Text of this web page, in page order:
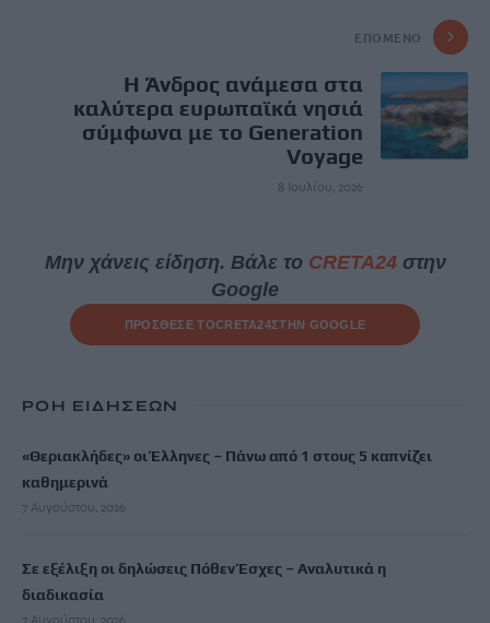
ΕΠΌΜΕΝΟ
Η Άνδρος ανάμεσα στα
καλύτερα ευρωπαϊκά νησιά
σύμφωνα με το Generation
Voyage
8 Ιουλίου, 2026
Μην χάνεις είδηση. Βάλε το CRETA24στην
Google
ΠΡΟΣΘΕΣΕ ΤΟCRETA24ΣΤΗΝ GOOGLE
ΡΟΗ ΕΙΔΗΣΕΩΝ
«Θεριακλήδες» οι Έλληνες – Πάνω από 1 στους 5 καπνίζει
καθημερινά
7 Αυγούστου, 2026
Σε εξέλιξη οι δηλώσεις Πόθεν Έσχες – Αναλυτικά η
διαδικασία
7 Αυγούστου, 2026